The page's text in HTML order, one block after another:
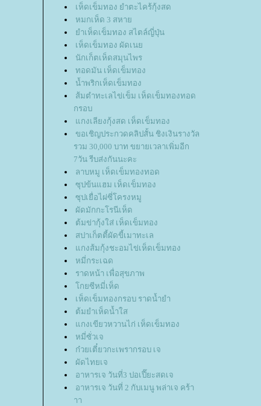
เห็ดเข็มทอง ยำตะไคร้กุ้งสด
หมกเห็ด 3 สหา
ำเห็ดเข็มทอง สไตล์ญี่ปุ่น
เห็ดเข็มทอง ผัดเน
นักเก็ตเห็ดสมุนไพร
ทอดมัน เห็ดเข็มทอง
น้ำพริกเห็ดเข็มทอง
ส้มตำทะเลไข่เข็ม เห็ดเข็มทองทอด
กรอบ
กงเลียงกุ้งสด เห็ดเข็มทอง
ขอเชิญประกวดคลิปสั้น ชิงเงินรางวัล
รวม 30,000 บาท ขยายเวลาเพิ่มอีก
7วัน รีบส่งกันนะคะ
ลาบหมู เห็ดเข็มทองทอด
ซุปข้นแฮม เห็ดเข็มทอง
ซุปเยื่อไผ่ซี่โครงหมู
ผัดมักกะโรนีเห็ด
ต้มข่ากุ้งใส่ เห็ดเข็มทอง
สปาเก็ตตี้ผัดขี้เมาทะเล
กงส้มกุ้งชะอมไข่เห็ดเข็มทอง
หมี่กระเฉด
ราดหน้า เพื่อสุขภาพ
กยซีหมี่เห็ด
เห็ดเข็มทองกรอบ ราดน้ำยำ
ต้มยำเห็ดน้ำใส
กงเขียวหวานไก่ เห็ดเข็มทอง
หมี่ซั่วเจ
ก๋วยเตี๋ยวกะเพรากรอบ เจ
ผัดไทยเจ
อาหารเจ วันที่3 ปอเปี๊ยะสดเจ
อาหารเจ วันที่ 2 กับเมนู พล่าเจ คร้า
าา